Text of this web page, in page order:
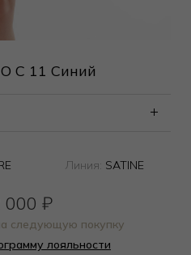
C 11 Синий
Линия: SATINE
000 ₽
следующую покупку
лояльности